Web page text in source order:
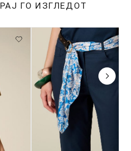
ГО ИЗГЛЕДОТ